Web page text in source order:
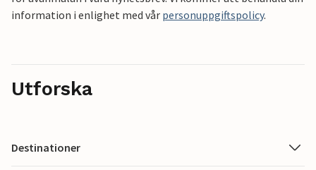
information i enlighet med vår personuppgiftspolicy.
Utforska
Destinationer